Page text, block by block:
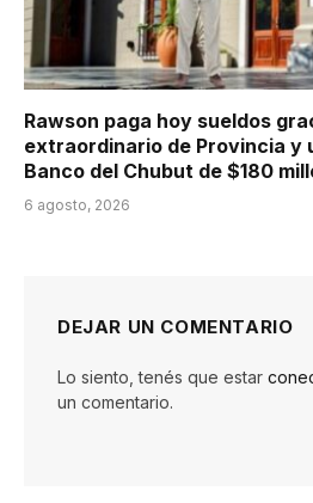
Rawson paga hoy sueldos
extraordinario de Provincia y
Banco del Chubut de $180
6 agosto, 2026
DEJAR UN COMENTARIO
Lo siento, tenés que estar
un comentario.